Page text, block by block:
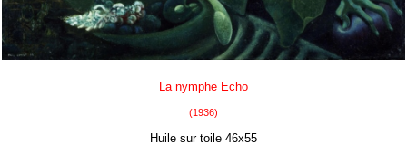
La nymphe Echo
(1936)
Huile sur toile 46x55